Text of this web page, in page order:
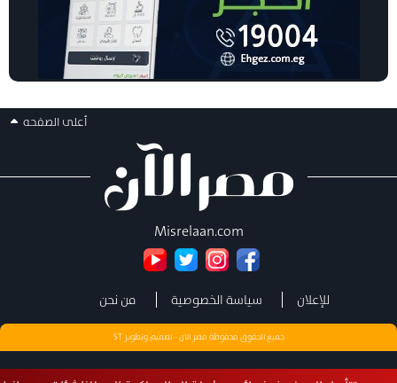
أعلى الصفحه
Misrelaan.com
للإعلان سياسة الخصوصية من نحن
جميع الحقوق محفوظة مصر الان - تصميم وتطويرST